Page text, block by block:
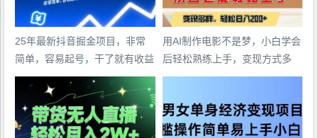
25年最新抖音掘金项目，非常
简单，容易起号，干了就有收益
那种
用AI制作电影不是梦，小白学会
后轻松熟练上手，变现方式多
样，日入2张+